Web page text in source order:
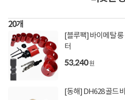
20개
[블루팩] 바이메탈
터
53,240원
[동해] DH628 골드
할인혜택
[토스페이 X 계좌이
[토스페이 X 계좌이
(600,000원 이상 결제
상 결제 시)
[토스페이 X 현대카
무이자 할부혜택